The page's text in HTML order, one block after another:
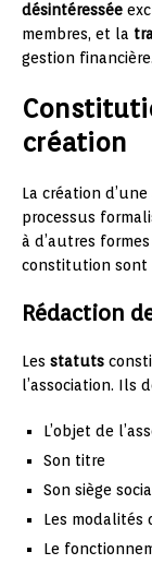
désintéressée
membres, et la
gestion financière.
création
La création
processus
à d’autres
constitution sont
Rédaction
Les statuts
l’association. Ils
L’objet de
Son titre
Son siège
Les modalités
Le